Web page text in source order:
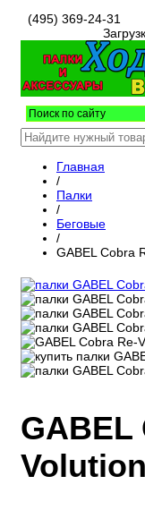
(495) 369-24-31
Главная
/
Палки
/
Беговые
/
GABEL Cobra
GABEL